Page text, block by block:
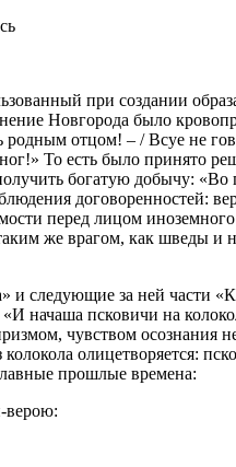
при создании
Новгорода было
отцом! – / Всуе не
ног!» То есть было принято
богатую добычу: «Во
договоренностей:
перед лицом
же врагом, как шведы
и следующие за ней части
начаша псковичи на
чувством осознания
олицетворяется:
прошлые времена:
верою: